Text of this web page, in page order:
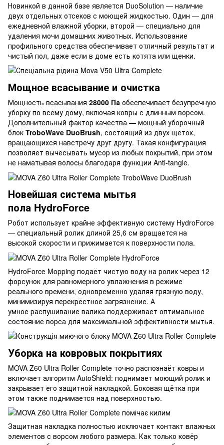
Новинкой в данной базе является DuoSolution — наличие
двух отдельных отсеков с моющей жидкостью. Один — для
ежедневной влажной уборки, второй — специально для
удаления мочи домашних животных. Использование
профильного средства обеспечивает отличный результат и
чистый пол, даже если в доме есть котята или щенки.
Мощное всасывание и очистка
Мощность всасывания 28000 Па обеспечивает безупречную
уборку по всему дому, включая ковры с длинным ворсом.
Дополнительный фактор качества — мощный уборочный
блок TroboWave DuoBrush, состоящий из двух щёток,
вращающихся навстречу друг другу. Такая конфигурация
позволяет вычёсывать мусор из любых покрытий, при этом
не наматывая волосы благодаря функции Anti-tangle.
Новейшая система мытья
пола HydroForce
Робот использует крайне эффективную систему HydroForce
— специальный ролик длиной 25,6 см вращается на
высокой скорости и прижимается к поверхности пола.
HydroForce Mopping подаёт чистую воду на ролик через 12
форсунок для равномерного увлажнения в режиме
реального времени, одновременно удаляя грязную воду,
минимизируя перекрёстное загрязнение. А
умное распушивание валика поддерживает оптимальное
состояние ворса для максимальной эффективности мытья.
Уборка на ковровых покрытиях
MOVA Z60 Ultra Roller Complete точно распознаёт ковры и
включает алгоритм AutoShield: поднимает моющий ролик и
закрывает его защитной накладкой. Боковая щётка при
этом также поднимается над поверхностью.
Защитная накладка полностью исключает контакт влажных
элементов с ворсом любого размера. Как только ковёр